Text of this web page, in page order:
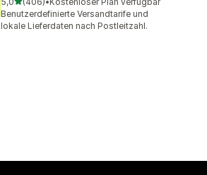
406 Rezensionen insgesamt
Benutzerdefinierte Versandtarife und
lokale Lieferdaten nach Postleitzahl.